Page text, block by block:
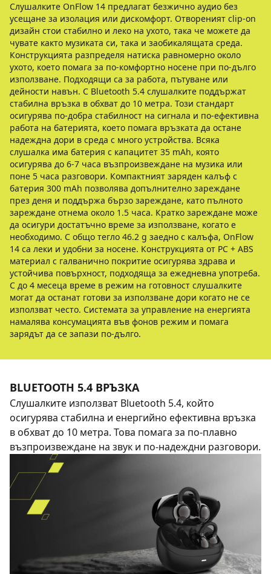
Слушалките OnFlow 14 предлагат безжично аудио без
усещане за изолация или дискомфорт. Отвореният clip-on
дизайн стои стабилно и леко на ухото, така че можете да
чувате както музиката си, така и заобикалящата среда.
Конструкцията разпределя натиска равномерно около
ухото, което помага за по-комфортно носене при по-дълго
използване. Подходящи са за работа, пътуване или
дейности навън. С Bluetooth 5.4 слушалките поддържат
стабилна връзка в обхват до 10 метра. Този стандарт
осигурява по-добра стабилност на сигнала и по-ефективна
работа на батерията, което помага връзката да остане
надеждна дори в среда с много устройства. Всяка
слушалка има батерия с капацитет 35 mAh, която
осигурява до 6-7 часа възпроизвеждане на музика или
поне 5 часа разговори. Компактният заряден калъф с
батерия 300 mAh позволява допълнително зареждане
през деня и поддържа бързо зареждане, като пълното
зареждане отнема около 1.5 часа. Кратко зареждане може
да осигури достатъчно време за използване, когато е
необходимо. С общо тегло 46.2 g заедно с калъфа, OnFlow
14 са леки и удобни за носене. Конструкцията от PC + ABS
материал с галванично покритие осигурява здрава и
устойчива повърхност, подходяща за ежедневна употреба.
С до 4 месеца време в режим на готовност слушалките
могат да останат готови за използване дори когато не се
използват често. Системата за управление на енергията
намалява консумацията във фонов режим и помага
зарядът да се запази по-дълго.
BLUETOOTH 5.4 ВРЪЗКА
Слушалките използват Bluetooth 5.4, който
осигурява стабилна и енергийно ефективна връзка
в обхват до 10 метра. Това помага за по-плавно
възпроизвеждане на звук и по-надеждни разговори.